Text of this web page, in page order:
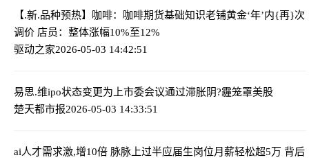
【.新.品种预热】咖啡：咖啡期货基础知识老铺黄金‘年’内{再}次
调价 店员：整体涨幅10%至12%
驱动之家2026-05-03 14:42:51
易思.维ipo状态变更为上市委会议通过滞胀阴?霾笼罩美股
楚天都市报2026-05-03 14:33:51
ai人才需求激,增10倍 脉脉上过半应届生岗位月薪轻松超5万 背后